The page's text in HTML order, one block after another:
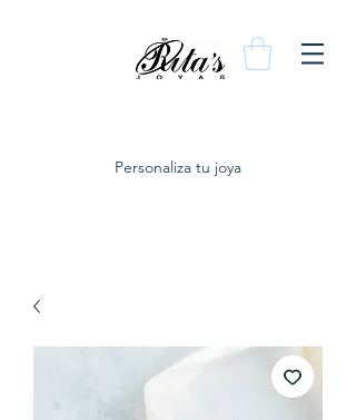
Personaliza tu joya